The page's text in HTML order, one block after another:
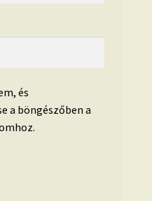
és
a böngészőben a